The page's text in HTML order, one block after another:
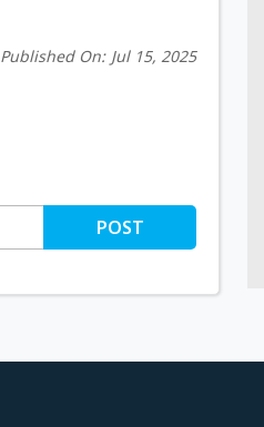
Published On: Jul 15, 2025
POST